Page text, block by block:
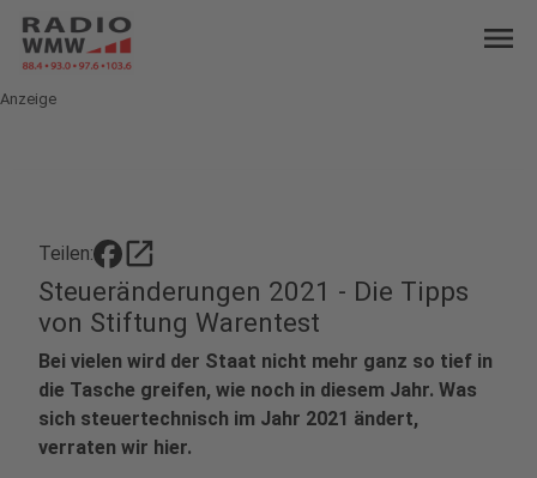
menu
Anzeige
Teilen: open_in_new
Steueränderungen 2021 - Die Tipps
von Stiftung Warentest
Bei vielen wird der Staat nicht mehr ganz so tief in
die Tasche greifen, wie noch in diesem Jahr. Was
sich steuertechnisch im Jahr 2021 ändert,
verraten wir hier.